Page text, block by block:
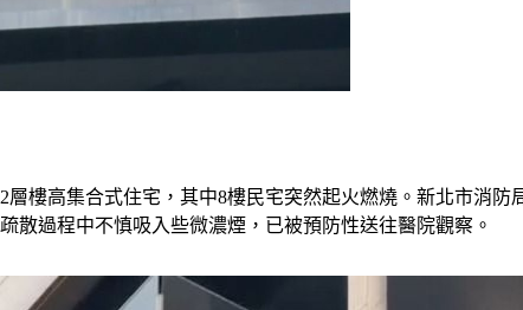
樓高集合式住宅，其中8樓民宅突然起火燃燒。新北市消
散過程中不慎吸入些微濃煙，已被預防性送往醫院觀察。